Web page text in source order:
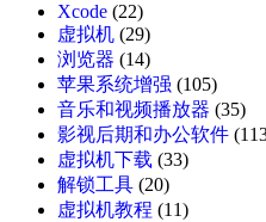
Xcode (22)
虚拟机 (29)
浏览器 (14)
苹果系统增强 (105)
音乐和视频播放器 (35)
影视后期和办公软件
虚拟机下载 (33)
解锁工具 (20)
虚拟机教程 (11)